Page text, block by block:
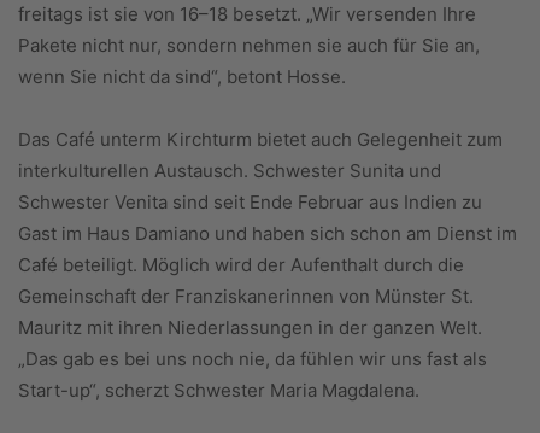
freitags ist sie von 16–18 besetzt. „Wir versenden Ihre
Pakete nicht nur, sondern nehmen sie auch für Sie an,
wenn Sie nicht da sind“, betont Hosse.
Das Café unterm Kirchturm bietet auch Gelegenheit zum
interkulturellen Austausch. Schwester Sunita und
Schwester Venita sind seit Ende Februar aus Indien zu
Gast im Haus Damiano und haben sich schon am Dienst im
Café beteiligt. Möglich wird der Aufenthalt durch die
Gemeinschaft der Franziskanerinnen von Münster St.
Mauritz mit ihren Niederlassungen in der ganzen Welt.
„Das gab es bei uns noch nie, da fühlen wir uns fast als
Start-up“, scherzt Schwester Maria Magdalena.